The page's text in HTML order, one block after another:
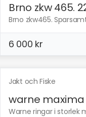
Brno zkw 465.
Brno zkw465.
6 000 kr
Jakt och Fiske
warne
Warne ringar i storlek